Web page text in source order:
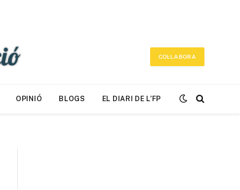
COL·LABORA
OPINIÓ BLOGS EL DIARI DE L’FP